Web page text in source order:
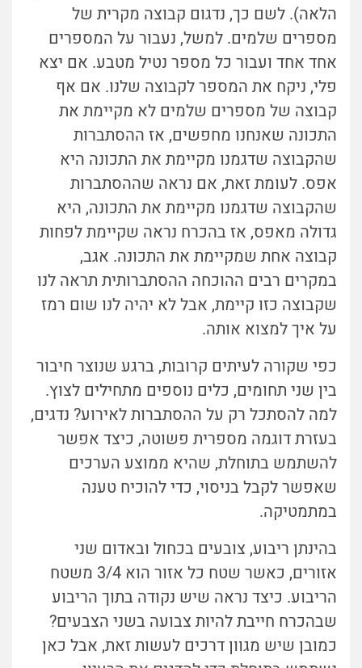
הלאה). לשם כך, נדגום קבוצה מקרית של
מספרים שלמים. למשל, נעבור על המספרים
אחד אחד ועבור כל מספר נטיל מטבע. אם יצא
פלי, ניקח את המספר לקבוצה שלנו. אם אף
קבוצה של מספרים שלמים לא מקיימת את
התכונה שאנחנו מחפשים, אז ההסתברות
שהקבוצה שדגמנו מקיימת את התכונה היא
אפס. לעומת זאת, אם נראה שההסתברות
שהקבוצה שדגמנו מקיימת את התכונה, היא
גדולה מאפס, אז בהכרח נראה שקיימת לפחות
קבוצה אחת שמקיימת את התכונה. אגב,
במקרים רבים ההוכחה ההסתברותית תראה לנו
שקבוצה כזו קיימת, אבל לא יהיה לנו שום רמז
על איך למצוא אותה.
כפי שקורה לעיתים קרובות, ברגע שנוצר חיבור
בין שני תחומים, כלים נוספים מתחילים לצוץ.
למה להסתכל רק על ההסתברות לאירוע? נדגים,
בעזרת דוגמה מספרית פשוטה, כיצד אפשר
להשתמש בתוחלת, שהיא ממוצע הערכים
שאפשר לקבל בניסוי, כדי להוכיח טענה
במתמטיקה.
בהינתן ריבוע, צובעים בכחול ובאדום שני
אזורים, כאשר שטח כל אזור הוא 3/4 משטח
הריבוע. כיצד נראה שיש נקודה בתוך הריבוע
שבהכרח חייבת להיות צבועה בשני הצבעים?
כמובן שיש מגוון דרכים לעשות זאת, אבל כאן